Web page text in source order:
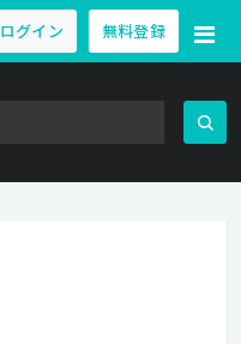
ログイン 無料登録